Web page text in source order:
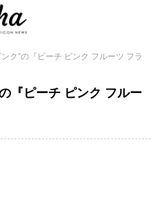
ク”の『ピーチ ピンク フルーツ フラ
『ピーチ ピンク フルー